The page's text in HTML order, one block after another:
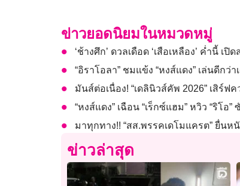
ข่าวยอดนิยมในหมวดหมู่
‘ช้างศึก’ ดวลเดือด ‘เสือเหลือง’ ค่ำนี้ เปิ
“อิราโอลา” ชมแข้ง “หงส์แดง” เล่นดีกว่า
มันส์ต่อเนื่อง! “เดลินิวส์คัพ 2026” เสิร์
“หงส์แดง” เฉือน “เร็กซ์แฮม” หวิว “ริโอ
มาทุกทาง!! “สส.พรรคเดโมแครต” ยื่นห
ข่าวล่าสุด